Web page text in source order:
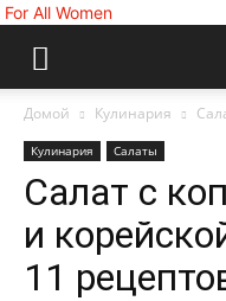
For All Women
Домой Кулинария
Кулинария Салаты
Салат с
и
11